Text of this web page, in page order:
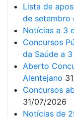
Lista de
de setembro
Notícias a 3
Concursos
da Saúde a
Aberto
Alentejano
Concursos
31/07/2026
Notícias de